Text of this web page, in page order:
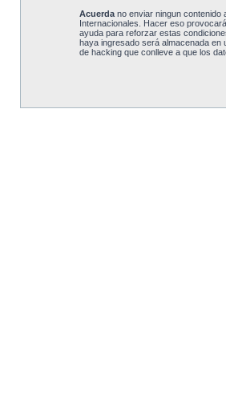
Acuerdano enviar ningun contenido
Internacionales. Hacer eso
ayuda para reforzar estas
haya ingresado será almacenada en
de hacking que conlleve a que los